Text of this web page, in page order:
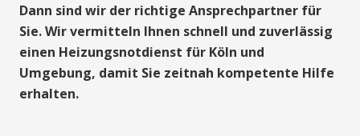
Dann sind wir der richtige Ansprechpartner für
Sie. Wir vermitteln Ihnen schnell und zuverlässig
einen Heizungsnotdienst für Köln und
Umgebung, damit Sie zeitnah kompetente Hilfe
erhalten.